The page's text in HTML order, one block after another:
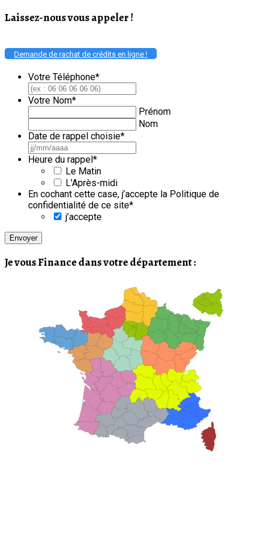
Laissez-nous vous appeler !
Demande de rachat de crédits en ligne !
Votre Téléphone*
Votre Nom*
Prénom
Nom
Date de rappel choisie*
AAAA
Heure du rappel*
Le Matin
L'Après-midi
En cochant cette case, j’accepte la Politique de
confidentialité de ce site*
j’accepte
Je vous Finance dans votre département :